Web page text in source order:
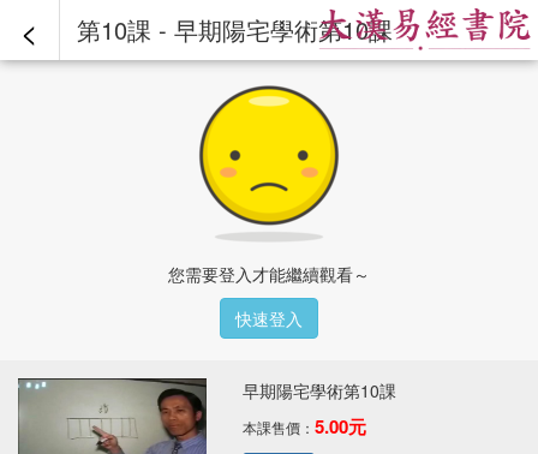
< 第10課 - 早期陽宅學術第10課
您需要登入才能繼續觀看～
快速登入
早期陽宅學術第10課
本課售價： 5.00元